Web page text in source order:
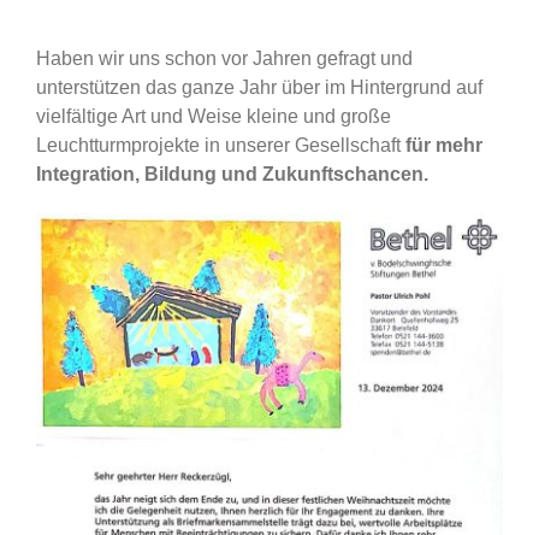
Haben wir uns schon vor Jahren gefragt und
unterstützen das ganze Jahr über im Hintergrund auf
vielfältige Art und Weise kleine und große
Leuchtturmprojekte in unserer Gesellschaftfür mehr
Integration, Bildung und Zukunftschancen.